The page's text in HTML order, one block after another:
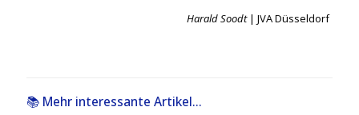
Harald Soodt| JVA Düsseldorf
📚 Mehr interessante Artikel...